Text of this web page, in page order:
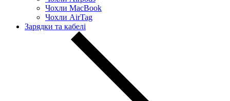
Чохли MacBook
Чохли AirTag
Зарядки та кабелі